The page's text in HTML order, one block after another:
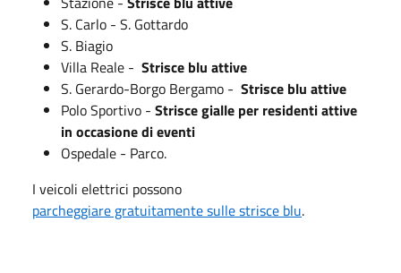
S. Carlo - S. Gottardo
S. Biagio
Villa Reale - Strisce blu attive
S. Gerardo-Borgo Bergamo - Strisce blu attive
Polo Sportivo - Strisce gialle per residenti attive
in occasione di eventi
Ospedale - Parco.
I veicoli elettrici possono
parcheggiare gratuitamente sulle strisce blu.